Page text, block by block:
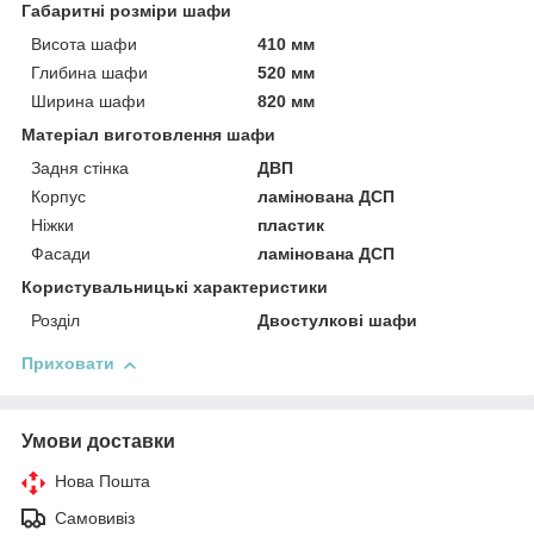
Габаритні розміри шафи
Висота шафи
410 мм
Глибина шафи
520 мм
Ширина шафи
820 мм
Матеріал виготовлення шафи
Задня стінка
ДВП
Корпус
ламінована ДСП
Ніжки
пластик
Фасади
ламінована ДСП
Користувальницькі характеристики
Розділ
Двостулкові шафи
Приховати
Умови доставки
Нова Пошта
Самовивіз